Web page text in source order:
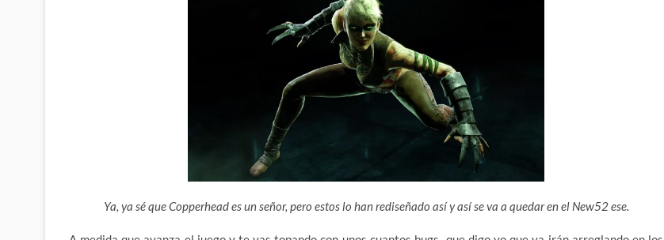
Ya, ya sé que Copperhead es un señor, pero estos lo han rediseñado así y así se va a quedar en el New52 ese.